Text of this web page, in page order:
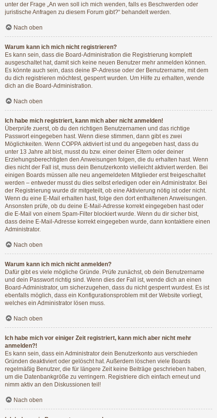
unter der Frage „An wen soll ich mich wenden, falls es Beschwerden oder
juristische Anfragen zu diesem Forum gibt?“ behandelt werden.
Nach oben
Warum kann ich mich nicht registrieren?
Es kann sein, dass die Board-Administration die Registrierung komplett
ausgeschaltet hat, damit sich keine neuen Benutzer mehr anmelden können.
Es könnte auch sein, dass deine IP-Adresse oder der Benutzername, mit dem
du dich registrieren möchtest, gesperrt wurden. Um Hilfe zu erhalten, wende
dich an die Board-Administration.
Nach oben
Ich habe mich registriert, kann mich aber nicht anmelden!
Überprüfe zuerst, ob du den richtigen Benutzernamen und das richtige
Passwort eingegeben hast. Wenn diese stimmen, dann gibt es zwei
Möglichkeiten. Wenn COPPA aktiviert ist und du angegeben hast, dass du
unter 13 Jahre alt bist, musst du bzw. einer deiner Eltern oder deiner
Erziehungsberechtigten den Anweisungen folgen, die du erhalten hast. Wenn
dies nicht der Fall ist, muss dein Benutzerkonto vielleicht aktiviert werden. Bei
einigen Boards müssen alle neu angemeldeten Mitglieder erst freigeschaltet
werden – entweder musst du dies selbst erledigen oder ein Administrator. Bei
der Registrierung wurde dir mitgeteilt, ob eine Aktivierung nötig ist oder nicht.
Wenn du eine E-Mail erhalten hast, folge den dort enthaltenen Anweisungen.
Ansonsten prüfe, ob du deine E-Mail-Adresse korrekt eingegeben hast oder
die E-Mail von einem Spam-Filter blockiert wurde. Wenn du dir sicher bist,
dass deine E-Mail-Adresse korrekt eingegeben wurde, dann kontaktiere einen
Administrator.
Nach oben
Warum kann ich mich nicht anmelden?
Dafür gibt es viele mögliche Gründe. Prüfe zunächst, ob dein Benutzername
und dein Passwort richtig sind. Wenn dies der Fall ist, wende dich an einen
Board-Administrator, um sicherzugehen, dass du nicht gesperrt wurdest. Es ist
ebenfalls möglich, dass ein Konfigurationsproblem mit der Website vorliegt,
welches ein Administrator lösen muss.
Nach oben
Ich habe mich vor einiger Zeit registriert, kann mich aber nicht mehr
anmelden?!
Es kann sein, dass ein Administrator dein Benutzerkonto aus verschieden
Gründen deaktiviert oder gelöscht hat. Außerdem löschen viele Boards
regelmäßig Benutzer, die für längere Zeit keine Beiträge geschrieben haben,
um die Datenbankgröße zu verringern. Registriere dich einfach erneut und
nimm aktiv an den Diskussionen teil!
Nach oben